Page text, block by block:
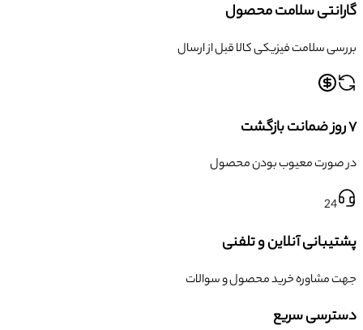
گارانتی سلامت محصول
بررسی سلامت فیزیکی کالا قبل از ارسال
۷ روز ضمانت بازگشت
در صورت معیوب بودن محصول
24
پشتیبانی آنلاین و تلفنی
جهت مشاوره خرید محصول و سوالات
دسترسی سریع